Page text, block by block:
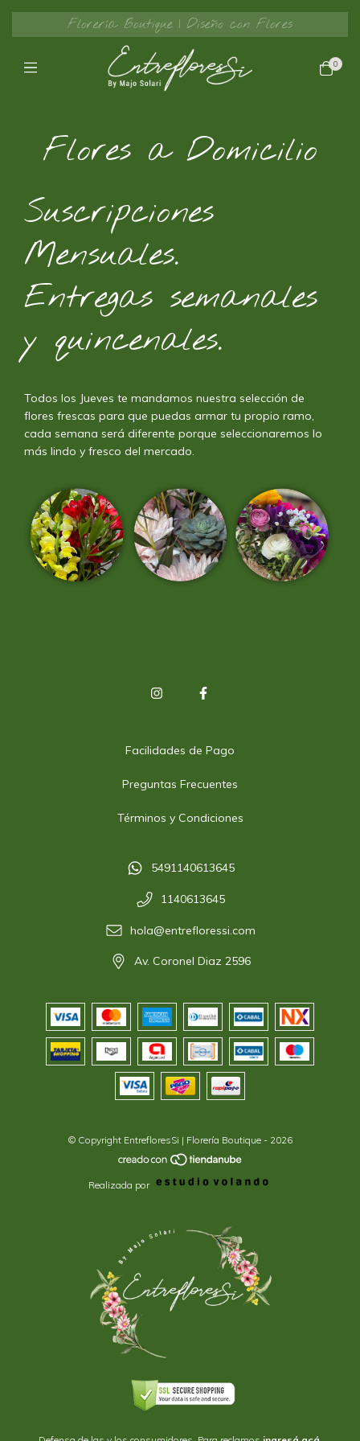
Florería Boutique | Diseño con Flores
0
Flores a Domicilio
Suscripciones
Mensuales.
Entregas semanales
y quincenales.
Todos los Jueves te mandamos nuestra selección de
flores frescas para que puedas armar tu propio ramo,
cada semana será diferente porque seleccionaremos lo
más lindo y fresco del mercado.
Facilidades de Pago
Preguntas Frecuentes
Términos y Condiciones
5491140613645
1140613645
hola@entrefloressi.com
Av. Coronel Diaz 2596
© Copyright EntrefloresSi | Florería Boutique - 2026
Realizada por